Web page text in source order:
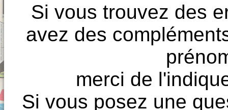
Si vous trouvez des
avez des
merci de
Si vous posez une